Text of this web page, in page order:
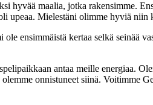
hyvää maalia, jotka rakensimme.
upeaa. Mielestäni olimme hyviä
ole ensimmäistä kertaa selkä seinää
antaa meille energiaa.
onnistuneet siinä. Voitimme